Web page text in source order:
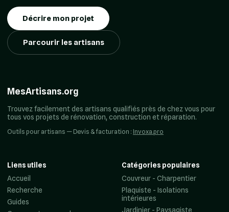
Décrire mon projet
Parcourir les artisans
MesArtisans.org
Trouvez facilement des artisans qualifiés près de chez vous pour
tous vos projets de rénovation, construction et réparation.
Outils pour artisans — Devis & facturation : Invoxa.pro
Liens utiles
Accueil
Recherche
Guides
Catégories populaires
Couvreur - Charpentier
Plaquiste - Isolations
intérieures
Jardinier - Paysagiste